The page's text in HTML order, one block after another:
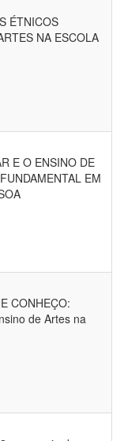
ÉTNICOS
NA ESCOLA
E O ENSINO DE
EM
CONHEÇO:
de Artes na